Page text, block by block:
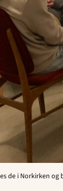
de i Norkirken